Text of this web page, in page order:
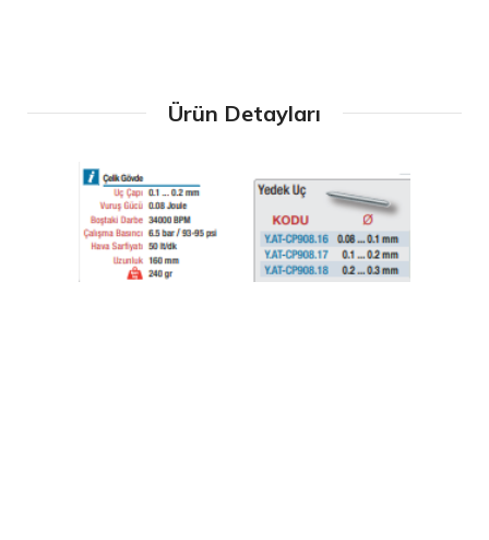
Ürün Detayları